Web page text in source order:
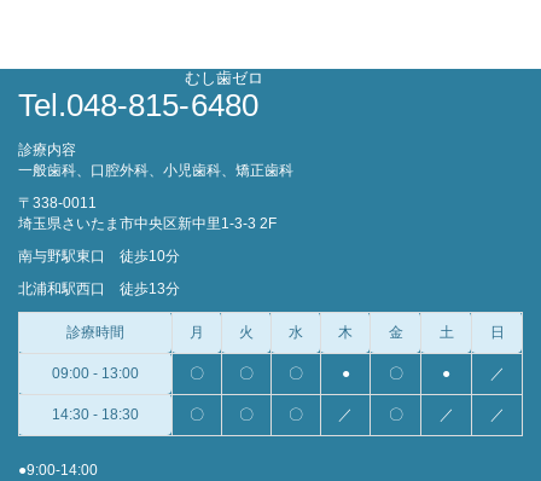
Tel.048-815-6480
むし歯ゼロ
診療内容
一般歯科、口腔外科、小児歯科、矯正歯科
〒338-0011
埼玉県さいたま市中央区新中里1-3-3 2F
南与野駅東口 徒歩10分
北浦和駅西口 徒歩13分
診療時間 月 火 水 木 金 土 日
09:00 - 13:00 〇 〇 〇 ● 〇 ● ／
14:30 - 18:30 〇 〇 〇 ／ 〇 ／ ／
●9:00-14:00